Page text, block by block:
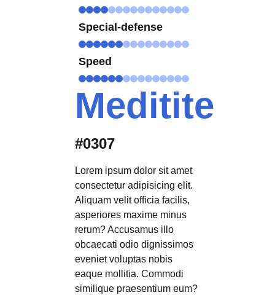
Special-defense
Speed
Meditite
#0307
Lorem ipsum dolor sit amet
consectetur adipisicing elit.
Aliquam velit officia facilis,
asperiores maxime minus
rerum? Accusamus illo
obcaecati odio dignissimos
eveniet voluptas nobis
eaque mollitia. Commodi
similique praesentium eum?